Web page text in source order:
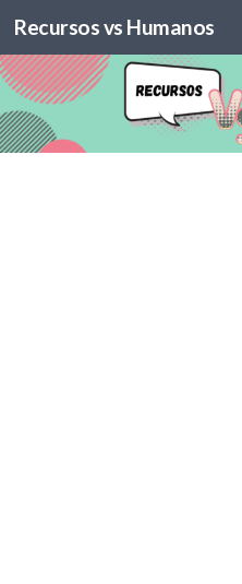
Skip to content
Recursos vs Humanos